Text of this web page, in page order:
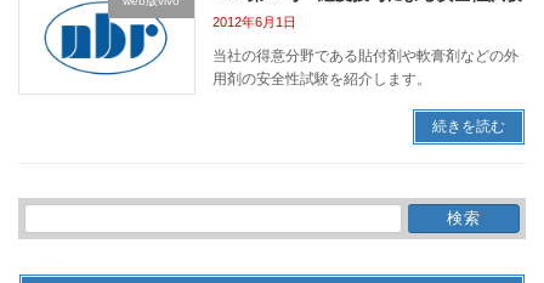
2012年6月1日
当社の得意分野である貼付剤や軟膏剤などの外
用剤の安全性試験を紹介します。
続きを読む
検
索: